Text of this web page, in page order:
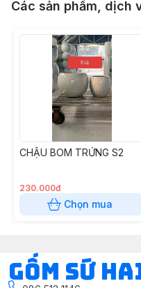
Các sản phẩm, dịch
CHẬU BOM TRỨNG S2
230.000đ
Chọn mua
Gốm Sứ